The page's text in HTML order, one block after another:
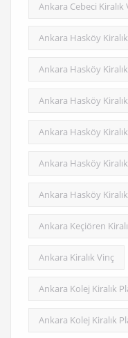
Ankara Cebeci Kiralık
Ankara Hasköy
Ankara Hasköy
Ankara Hasköy
Ankara Hasköy
Ankara Hasköy
Ankara Hasköy
Ankara Keçiören
Ankara Kiralık Vinç
Ankara Kolej Kiralık
Ankara Kolej Kiralık